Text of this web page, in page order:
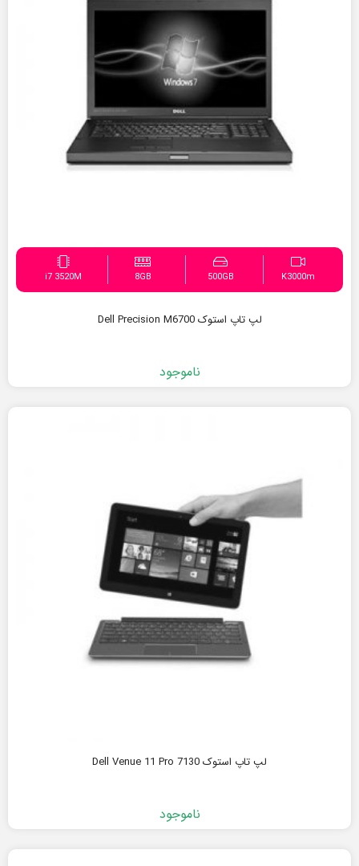
K3000m
500GB
8GB
i7 3520M
لپ تاپ استوک Dell Precision M6700
ناموجود
لپ تاپ استوک Dell Venue 11 Pro 7130
ناموجود